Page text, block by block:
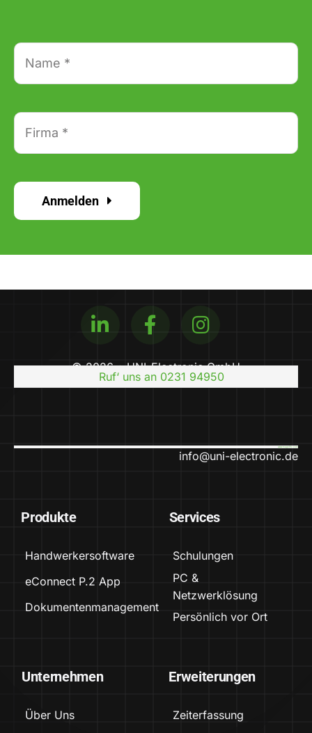
Anmelden
Produkte
Handwerkersoftware
eConnect P.2 App
Dokumentenmanagement
Services
Schulungen
PC &
Netzwerklösung
Persönlich vor Ort
Erweiterungen
Zeiterfassung
Unternehmen
Über Uns
© 2026 • UNI-Electronic GmbH
Ruf‘ uns an 0231 94950
info@uni-electronic.de
www.magnific.com